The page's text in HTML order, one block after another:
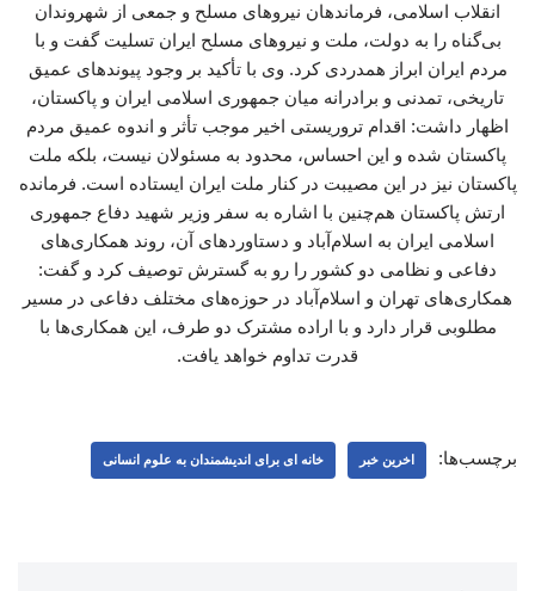
انقلاب اسلامی، فرماندهان نیروهای مسلح و جمعی از شهروندان
بی‌گناه را به دولت، ملت و نیروهای مسلح ایران تسلیت گفت و با
مردم ایران ابراز همدردی کرد. وی با تأکید بر وجود پیوندهای عمیق
تاریخی، تمدنی و برادرانه میان جمهوری اسلامی ایران و پاکستان،
اظهار داشت: اقدام تروریستی اخیر موجب تأثر و اندوه عمیق مردم
پاکستان شده و این احساس، محدود به مسئولان نیست، بلکه ملت
پاکستان نیز در این مصیبت در کنار ملت ایران ایستاده است. فرمانده
ارتش پاکستان هم‌چنین با اشاره به سفر وزیر شهید دفاع جمهوری
اسلامی ایران به اسلام‌آباد و دستاوردهای آن، روند همکاری‌های
دفاعی و نظامی دو کشور را رو به گسترش توصیف کرد و گفت:
همکاری‌های تهران و اسلام‌آباد در حوزه‌های مختلف دفاعی در مسیر
مطلوبی قرار دارد و با اراده مشترک دو طرف، این همکاری‌ها با
قدرت تداوم خواهد یافت.
برچسب‌ها: اخرین خبر خانه ای برای اندیشمندان به علوم انسانی